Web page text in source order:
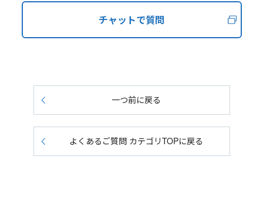
チャットで質問
一つ前に戻る
よくあるご質問 カテゴリTOPに戻る